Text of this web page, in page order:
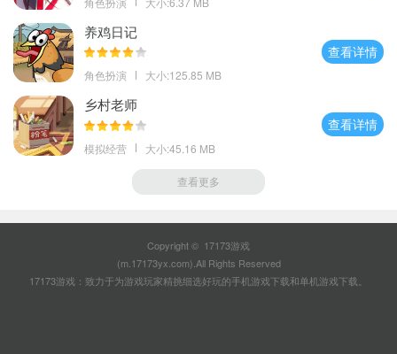
养鸡日记
角色扮演 大小:125.85 MB
查看详情
乡村老师
模拟经营 大小:45.16 MB
查看详情
查看更多
Copyright © 17173游戏
(m.17173yx.com).All Rights Reserved
17173游戏：致力于为游戏玩家精挑细选好玩的手机游戏下载和单机游戏下载。